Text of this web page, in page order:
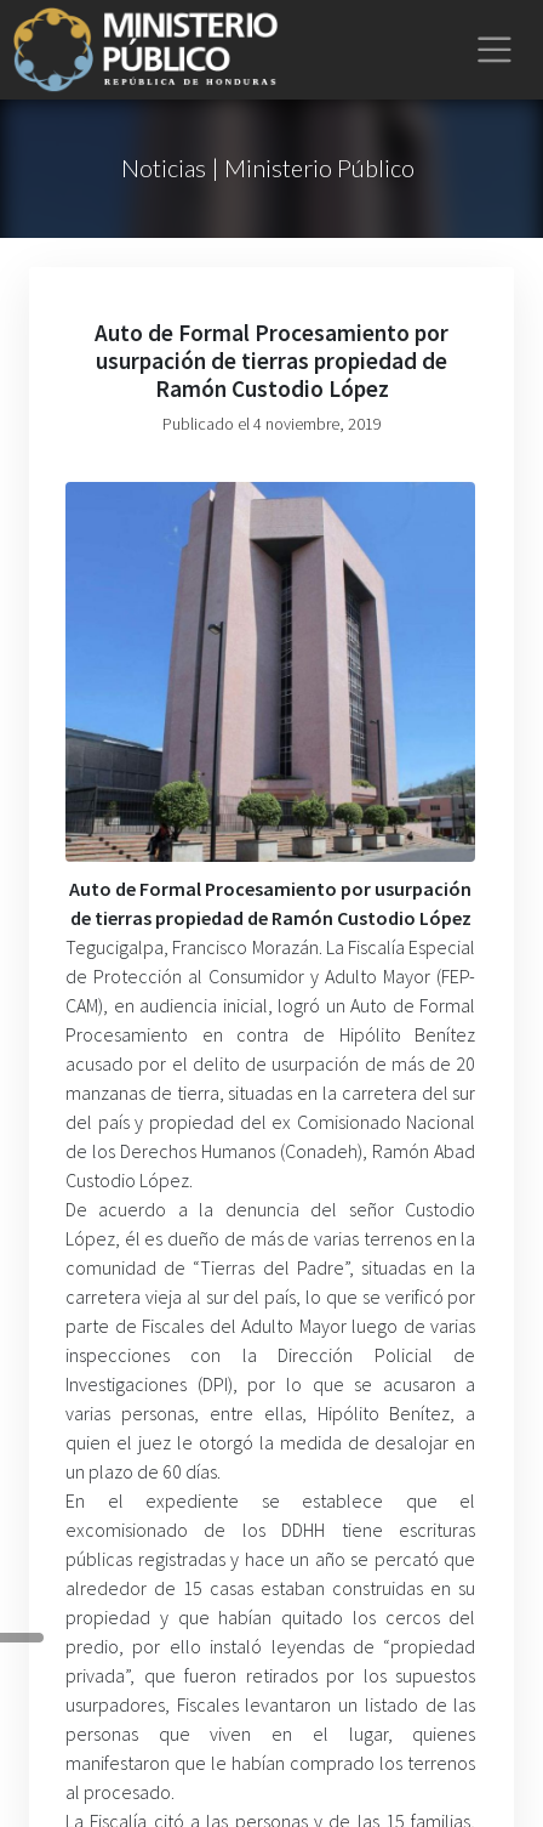
Noticias | Ministerio Público
Auto de Formal Procesamiento por
usurpación de tierras propiedad de
Ramón Custodio López
Publicado el 4 noviembre, 2019
Auto de Formal Procesamiento por usurpación
de tierras propiedad de Ramón Custodio López
Tegucigalpa, Francisco Morazán. La Fiscalía Especial
de Protección al Consumidor y Adulto Mayor (FEP-
CAM), en audiencia inicial, logró un Auto de Formal
Procesamiento en contra de Hipólito Benítez
acusado por el delito de usurpación de más de 20
manzanas de tierra, situadas en la carretera del sur
del país y propiedad del ex Comisionado Nacional
de los Derechos Humanos (Conadeh), Ramón Abad
Custodio López.
De acuerdo a la denuncia del señor Custodio
López, él es dueño de más de varias terrenos en la
comunidad de “Tierras del Padre”, situadas en la
carretera vieja al sur del país, lo que se verificó por
parte de Fiscales del Adulto Mayor luego de varias
inspecciones con la Dirección Policial de
Investigaciones (DPI), por lo que se acusaron a
varias personas, entre ellas, Hipólito Benítez, a
quien el juez le otorgó la medida de desalojar en
un plazo de 60 días.
En el expediente se establece que el
excomisionado de los DDHH tiene escrituras
públicas registradas y hace un año se percató que
alrededor de 15 casas estaban construidas en su
propiedad y que habían quitado los cercos del
predio, por ello instaló leyendas de “propiedad
privada”, que fueron retirados por los supuestos
usurpadores, Fiscales levantaron un listado de las
personas que viven en el lugar, quienes
manifestaron que le habían comprado los terrenos
al procesado.
La Fiscalía citó a las personas y de las 15 familias,